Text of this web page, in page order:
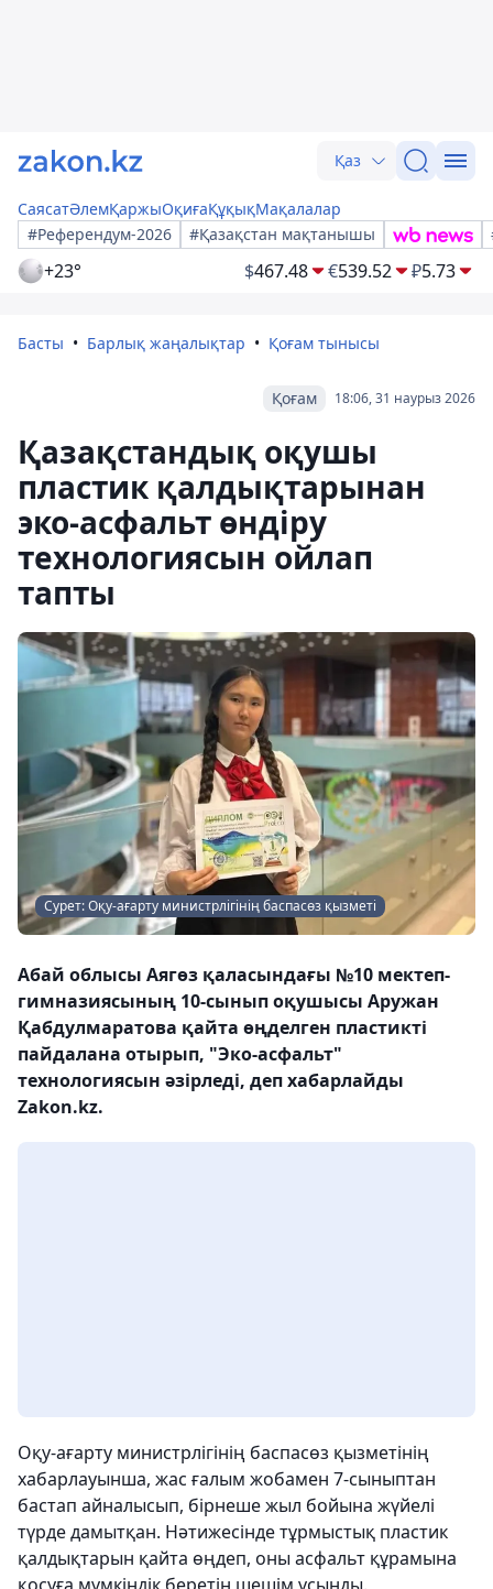
Қаз
СаясатӘлемҚаржыОқиғаҚұқықМақалалар
#Референдум-2026
#Қазақстан мақтанышы
+23° $467.48 €539.52 ₽5.73
Басты Барлық жаңалықтар Қоғам тынысы
18:06, 31 наурыз 2026
Қоғам
Қазақстандық оқушы
пластик қалдықтарынан
эко-асфальт өндіру
технологиясын ойлап
тапты
Сурет: Оқу-ағарту министрлігінің баспасөз қызметі
Абай облысы Аягөз қаласындағы №10 мектеп-
гимназиясының 10-сынып оқушысы Аружан
Қабдулмаратова қайта өңделген пластикті
пайдалана отырып, "Эко-асфальт"
технологиясын әзірледі, деп хабарлайды
Zakon.kz.
Оқу-ағарту министрлігінің баспасөз қызметінің
хабарлауынша, жас ғалым жобамен 7-сыныптан
бастап айналысып, бірнеше жыл бойына жүйелі
түрде дамытқан. Нәтижесінде тұрмыстық пластик
қалдықтарын қайта өңдеп, оны асфальт құрамына